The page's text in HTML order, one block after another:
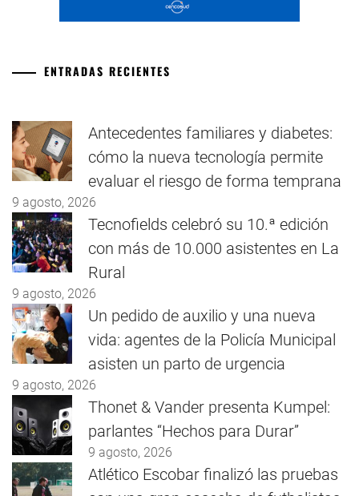
ENTRADAS RECIENTES
Antecedentes familiares y diabetes:
cómo la nueva tecnología permite
evaluar el riesgo de forma temprana
9 agosto, 2026
Tecnofields celebró su 10.ª edición
con más de 10.000 asistentes en La
Rural
9 agosto, 2026
Un pedido de auxilio y una nueva
vida: agentes de la Policía Municipal
asisten un parto de urgencia
9 agosto, 2026
Thonet & Vander presenta Kumpel:
parlantes “Hechos para Durar”
9 agosto, 2026
Atlético Escobar finalizó las pruebas